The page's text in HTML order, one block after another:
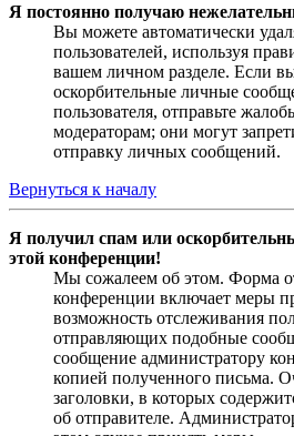
Я постоянно получаю
Вы можете автоматически
пользователей, используя
вашем личном разделе. Если
оскорбительные личные
пользователя, отправьте
модераторам; они могут
отправку личных сообщений.
Вернуться к началу
Я получил спам или
этой конференции!
Мы сожалеем об этом. Форма
конференции включает меры
возможность отслеживания
отправляющих подобные
сообщение администратору
копией полученного письма.
заголовки, в которых
об отправителе.